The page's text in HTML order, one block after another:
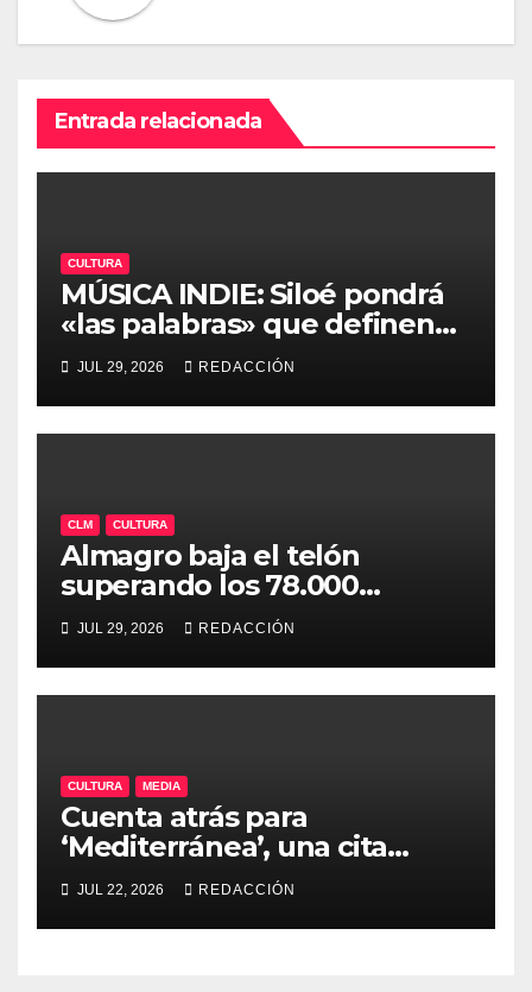
Entrada relacionada
CULTURA
MÚSICA INDIE: Siloé pondrá
«las palabras» que definen
un gran verano en la séptima
edición de «Mediterránea»
JUL 29, 2026 REDACCIÓN
CLM CULTURA
Almagro baja el telón
superando los 78.000
espectadores y ya encara su
50ª edición para 2027
JUL 29, 2026 REDACCIÓN
CULTURA MEDIA
Cuenta atrás para
‘Mediterránea’, una cita
imprescindible para el
verano indie en España (13 al
15 agosto)
JUL 22, 2026 REDACCIÓN